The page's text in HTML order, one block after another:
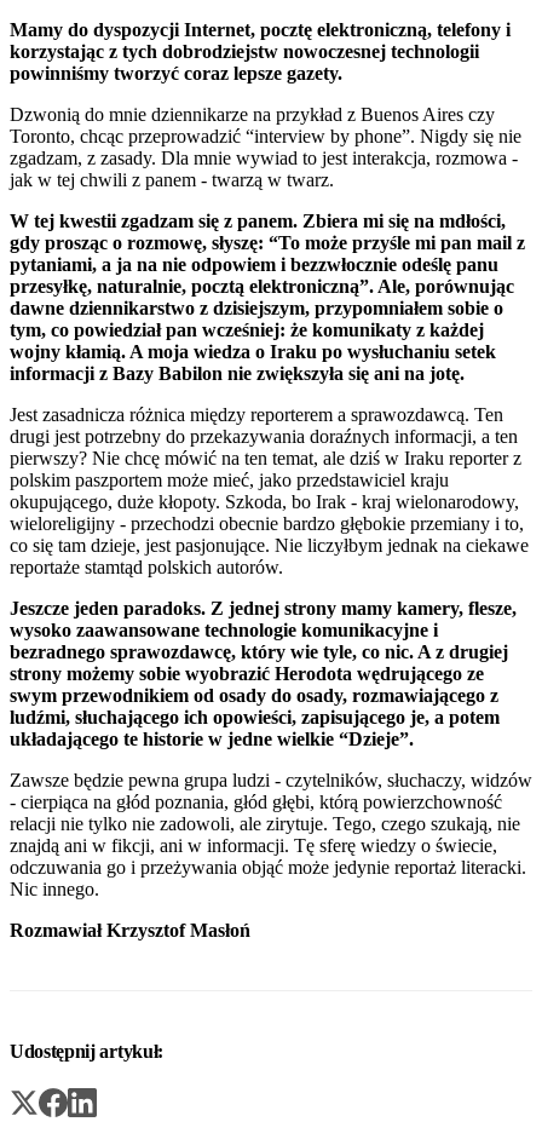
Mamy do dyspozycji Internet, pocztę elektroniczną, telefony i
korzystając z tych dobrodziejstw nowoczesnej technologii
powinniśmy tworzyć coraz lepsze gazety.
Dzwonią do mnie dziennikarze na przykład z Buenos Aires czy
Toronto, chcąc przeprowadzić “interview by phone”. Nigdy się nie
zgadzam, z zasady. Dla mnie wywiad to jest interakcja, rozmowa -
jak w tej chwili z panem - twarzą w twarz.
W tej kwestii zgadzam się z panem. Zbiera mi się na mdłości,
gdy prosząc o rozmowę, słyszę: “To może przyśle mi pan mail z
pytaniami, a ja na nie odpowiem i bezzwłocznie odeślę panu
przesyłkę, naturalnie, pocztą elektroniczną”. Ale, porównując
dawne dziennikarstwo z dzisiejszym, przypomniałem sobie o
tym, co powiedział pan wcześniej: że komunikaty z każdej
wojny kłamią. A moja wiedza o Iraku po wysłuchaniu setek
informacji z Bazy Babilon nie zwiększyła się ani na jotę.
Jest zasadnicza różnica między reporterem a sprawozdawcą. Ten
drugi jest potrzebny do przekazywania doraźnych informacji, a ten
pierwszy? Nie chcę mówić na ten temat, ale dziś w Iraku reporter z
polskim paszportem może mieć, jako przedstawiciel kraju
okupującego, duże kłopoty. Szkoda, bo Irak - kraj wielonarodowy,
wieloreligijny - przechodzi obecnie bardzo głębokie przemiany i to,
co się tam dzieje, jest pasjonujące. Nie liczyłbym jednak na ciekawe
reportaże stamtąd polskich autorów.
Jeszcze jeden paradoks. Z jednej strony mamy kamery, flesze,
wysoko zaawansowane technologie komunikacyjne i
bezradnego sprawozdawcę, który wie tyle, co nic. A z drugiej
strony możemy sobie wyobrazić Herodota wędrującego ze
swym przewodnikiem od osady do osady, rozmawiającego z
ludźmi, słuchającego ich opowieści, zapisującego je, a potem
układającego te historie w jedne wielkie “Dzieje”.
Zawsze będzie pewna grupa ludzi - czytelników, słuchaczy, widzów
- cierpiąca na głód poznania, głód głębi, którą powierzchowność
relacji nie tylko nie zadowoli, ale zirytuje. Tego, czego szukają, nie
znajdą ani w fikcji, ani w informacji. Tę sferę wiedzy o świecie,
odczuwania go i przeżywania objąć może jedynie reportaż literacki.
Nic innego.
Rozmawiał Krzysztof Masłoń
Udostępnij artykuł: